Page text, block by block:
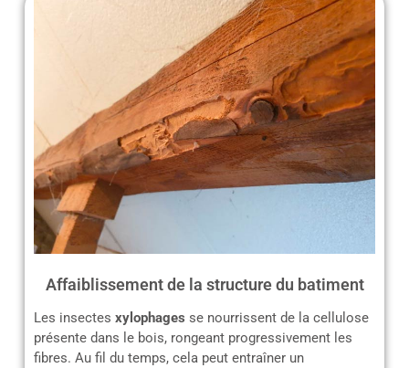
Affaiblissement de la structure du batiment
Les insectes xylophages se nourrissent de la cellulose
présente dans le bois, rongeant progressivement les
fibres. Au fil du temps, cela peut entraîner un